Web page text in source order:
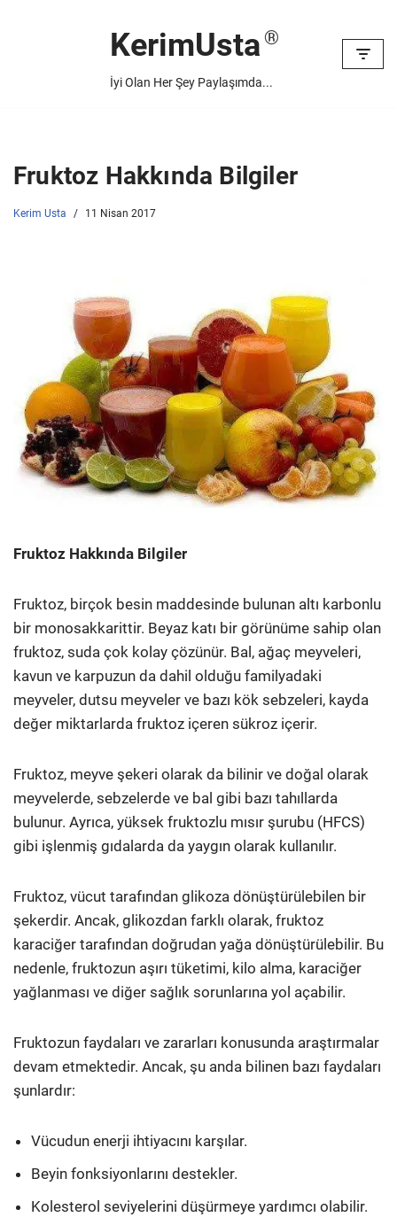
KerimUsta
İyi Olan Her Şey Paylaşımda...
Fruktoz Hakkında Bilgiler
Kerim Usta 11 Nisan 2017
Fruktoz Hakkında Bilgiler
Fruktoz, birçok besin maddesinde bulunan altı karbonlu
bir monosakkarittir. Beyaz katı bir görünüme sahip olan
fruktoz, suda çok kolay çözünür. Bal, ağaç meyveleri,
kavun ve karpuzun da dahil olduğu familyadaki
meyveler, dutsu meyveler ve bazı kök sebzeleri, kayda
değer miktarlarda fruktoz içeren sükroz içerir.
Fruktoz, meyve şekeri olarak da bilinir ve doğal olarak
meyvelerde, sebzelerde ve bal gibi bazı tahıllarda
bulunur. Ayrıca, yüksek fruktozlu mısır şurubu (HFCS)
gibi işlenmiş gıdalarda da yaygın olarak kullanılır.
Fruktoz, vücut tarafından glikoza dönüştürülebilen bir
şekerdir. Ancak, glikozdan farklı olarak, fruktoz
karaciğer tarafından doğrudan yağa dönüştürülebilir. Bu
nedenle, fruktozun aşırı tüketimi, kilo alma, karaciğer
yağlanması ve diğer sağlık sorunlarına yol açabilir.
Fruktozun faydaları ve zararları konusunda araştırmalar
devam etmektedir. Ancak, şu anda bilinen bazı faydaları
şunlardır:
Vücudun enerji ihtiyacını karşılar.
Beyin fonksiyonlarını destekler.
Kolesterol seviyelerini düşürmeye yardımcı olabilir.